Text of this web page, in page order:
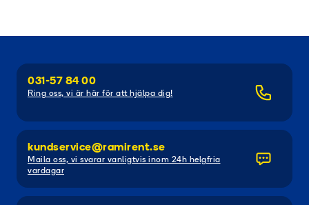
031-57 84 00
Ring oss, vi är här för att hjälpa dig!
kundservice@ramirent.se
Maila oss, vi svarar vanligtvis inom 24h helgfria
vardagar